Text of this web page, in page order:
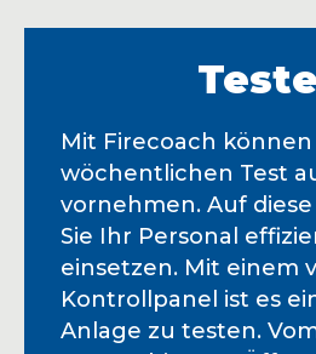
Mit Firecoach können
wöchentlichen Test
vornehmen. Auf
Sie Ihr Personal
einsetzen. Mit einem
Kontrollpanel ist es
Anlage zu testen.